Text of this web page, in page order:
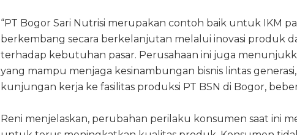
“PT Bogor Sari Nutrisi merupakan contoh baik untuk IKM
berkembang secara berkelanjutan melalui inovasi produk
terhadap kebutuhan pasar. Perusahaan ini juga
yang mampu menjaga kesinambungan bisnis lintas
kunjungan kerja ke fasilitas produksi PT BSN di Bogor,
Reni menjelaskan, perubahan perilaku konsumen saat ini